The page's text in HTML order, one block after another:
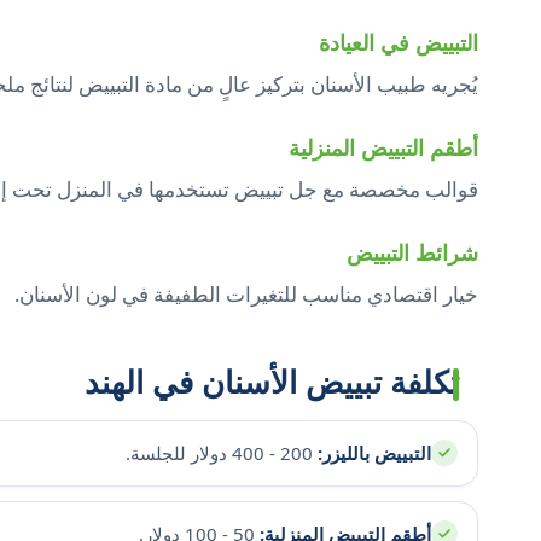
التبييض في العيادة
يُجريه طبيب الأسنان بتركيز عالٍ من مادة التبييض
أطقم التبييض المنزلية
قوالب مخصصة مع جل تبييض تستخدمها في المنزل تحت
شرائط التبييض
خيار اقتصادي مناسب للتغيرات الطفيفة في لون الأسنان.
تكلفة تبييض الأسنان في الهند
التبييض بالليزر:
أطقم التبييض المنزلية: